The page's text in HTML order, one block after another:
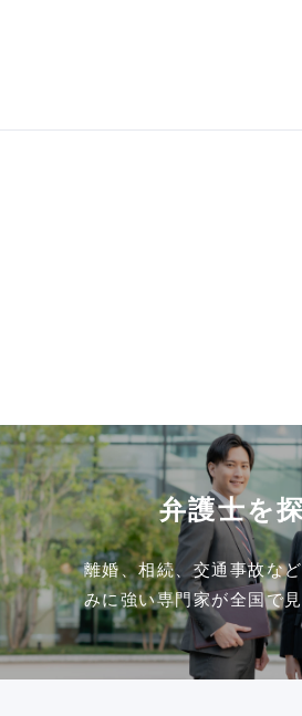
弁護士を
離婚、相続、交通事故な
みに強い専門家が全国で